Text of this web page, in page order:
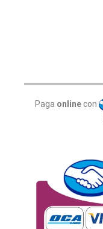
Paga online con